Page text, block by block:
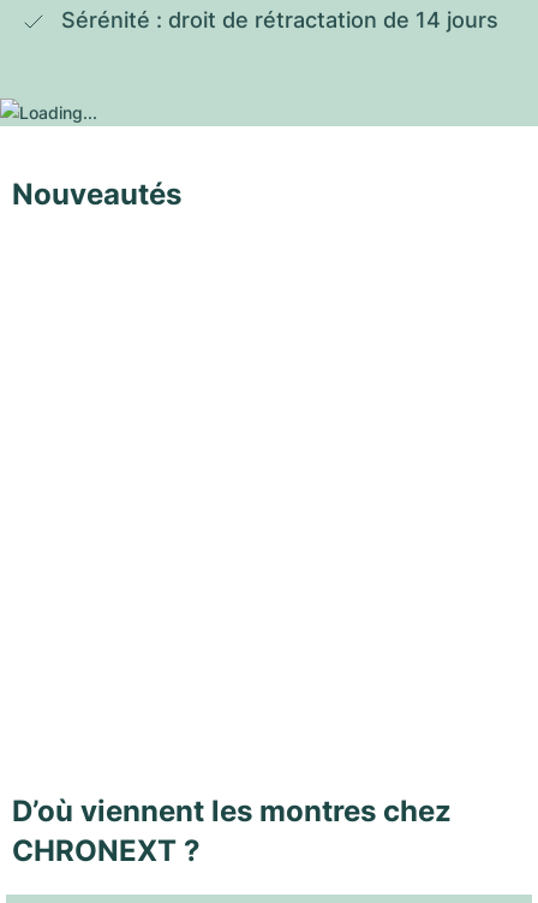
Sérénité : droit de rétractation de 14 jours
Nouveautés
D’où viennent les montres chez
CHRONEXT ?